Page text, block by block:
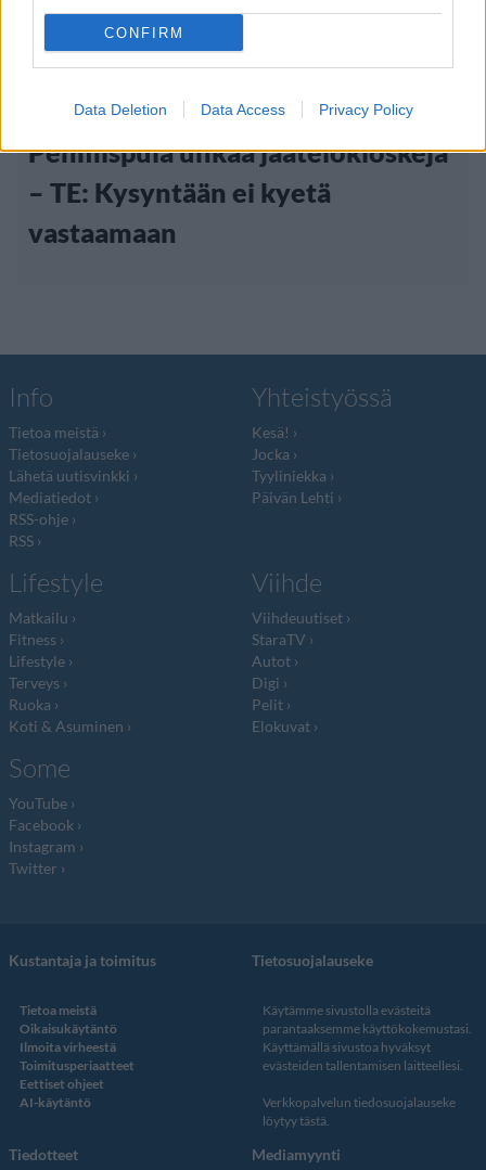
CONFIRM
Data Deletion Data Access Privacy Policy
Viihdeuutiset
Pehmispula uhkaa jäätelökioskeja
– TE: Kysyntään ei kyetä
vastaamaan
Info
Tietoa meistä
Tietosuojalauseke
Lähetä uutisvinkki
Mediatiedot
RSS-ohje
RSS
Yhteistyössä
Kesä!
Jocka
Tyyliniekka
Päivän Lehti
Lifestyle
Matkailu
Fitness
Lifestyle
Terveys
Ruoka
Koti & Asuminen
Viihde
Viihdeuutiset
StaraTV
Autot
Digi
Pelit
Elokuvat
Some
YouTube
Facebook
Instagram
Twitter
Kustantaja ja toimitus
Tietoa meistä
Oikaisukäytäntö
Ilmoita virheestä
Toimitusperiaatteet
Eettiset ohjeet
AI-käytäntö
Tietosuojalauseke
Käytämme sivustolla evästeitä
parantaaksemme käyttökokemustasi.
Käyttämällä sivustoa hyväksyt
evästeiden tallentamisen laitteellesi.
Verkkopalvelun tiedosuojalauseke
löytyy tästä
Tiedotteet Mediamyynti